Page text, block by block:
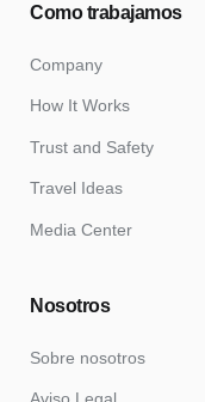
Como trabajamos
Company
How It Works
Trust and Safety
Travel Ideas
Media Center
Nosotros
Sobre nosotros